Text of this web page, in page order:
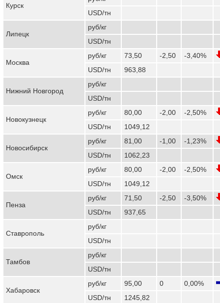
Курск
USD/тн
Липецк
руб/кг
USD/тн
Москва
руб/кг 73,50 -2,50
-3,40%
USD/тн
963,88
Нижний Новгород
руб/кг
USD/тн
Новокузнецк
руб/кг 80,00 -2,00
-2,50%
USD/тн
1049,12
Новосибирск
руб/кг 81,00 -1,00
-1,23%
USD/тн
1062,23
Омск
руб/кг 80,00 -2,00
-2,50%
USD/тн
1049,12
Пенза
руб/кг 71,50 -2,50
-3,50%
USD/тн
937,65
Ставрополь
руб/кг
USD/тн
Тамбов
руб/кг
USD/тн
Хабаровск
руб/кг 95,00 0
0,00%
USD/тн
1245,82